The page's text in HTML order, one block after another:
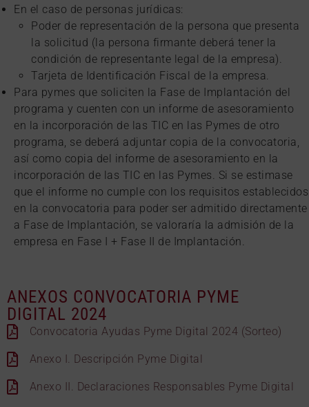
En el caso de personas jurídicas:
Poder de representación de la persona que presenta
la solicitud (la persona firmante deberá tener la
condición de representante legal de la empresa).
Tarjeta de Identificación Fiscal de la empresa.
Para pymes que soliciten la Fase de Implantación del
programa y cuenten con un informe de asesoramiento
en la incorporación de las TIC en las Pymes de otro
programa, se deberá adjuntar copia de la convocatoria,
así como copia del informe de asesoramiento en la
incorporación de las TIC en las Pymes. Si se estimase
que el informe no cumple con los requisitos establecidos
en la convocatoria para poder ser admitido directamente
a Fase de Implantación, se valoraría la admisión de la
empresa en Fase I + Fase II de Implantación.
ANEXOS CONVOCATORIA PYME
DIGITAL 2024
Convocatoria Ayudas Pyme Digital 2024 (Sorteo)
Anexo I. Descripción Pyme Digital
Anexo II. Declaraciones Responsables Pyme Digital